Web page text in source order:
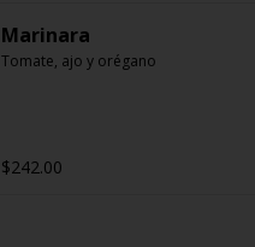
Marinara
Tomate, ajo y orégano
$242.00